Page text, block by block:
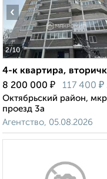
2/10
‹
4-к квартира,
8 200 000 ₽ 117 400 ₽
Октябрьский район,
проезд 3а
Агентство, 05.08.2026